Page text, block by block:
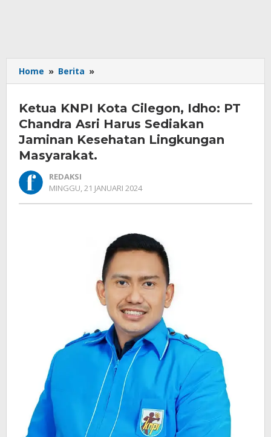
Home » Berita »
KNPI
Cilegon,
Idho:
Chandra
Asri
Sediakan
Masyarakat.
Ketua KNPI Kota Cilegon, Idho: PT
Chandra Asri Harus Sediakan
Jaminan Kesehatan Lingkungan
Masyarakat.
REDAKSI
MINGGU, 21 JANUARI 2024